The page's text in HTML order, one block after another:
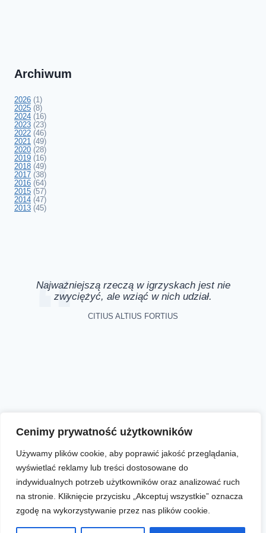
Cenimy prywatność użytkowników
Używamy plików cookie, aby poprawić jakość przeglądania,
wyświetlać reklamy lub treści dostosowane do
indywidualnych potrzeb użytkowników oraz analizować ruch
na stronie. Kliknięcie przycisku „Akceptuj wszystkie” oznacza
zgodę na wykorzystywanie przez nas plików cookie.
Archiwum
2026 (1)
2025 (8)
2024 (16)
2023 (23)
2022 (46)
2021 (49)
2020 (28)
2019 (16)
2018 (49)
2017 (38)
2016 (64)
2015 (57)
2014 (47)
2013 (45)
Najważniejszą rzeczą w igrzyskach jest nie
zwyciężyć, ale wziąć w nich udział.
CITIUS ALTIUS FORTIUS